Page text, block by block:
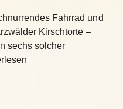
Fahrrad und
Kirschtorte –
sechs solcher